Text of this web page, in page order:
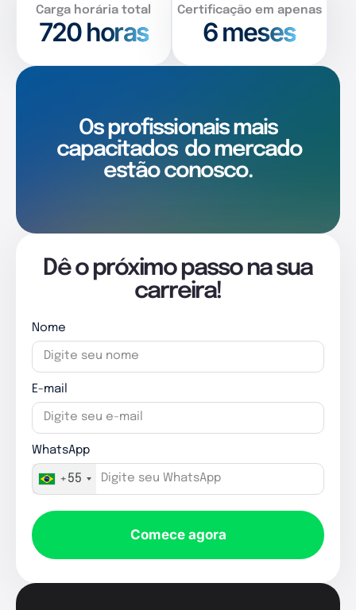
Carga horária total
720horas
Certificação em apenas
6 meses
Os profissionais mais
capacitados do mercado
estão conosco.
Dê o próximo passo na sua
carreira!
Nome
E-mail
WhatsApp
+55
Comece agora